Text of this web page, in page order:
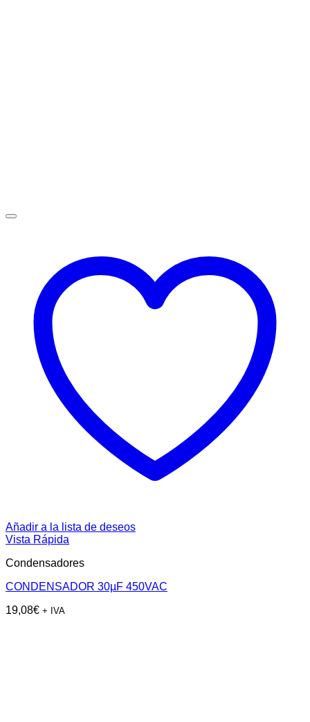
Añadir a la lista de deseos
Vista Rápida
Condensadores
CONDENSADOR 30µF 450VAC
19,08€ + IVA